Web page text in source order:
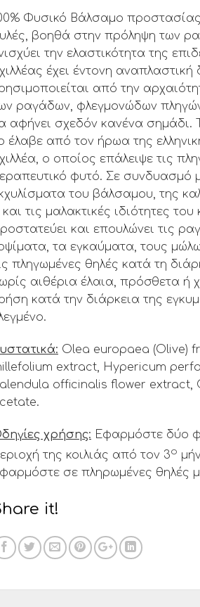
Φυσικό Βάλσαμο
βοηθά στην πρόληψη των
την ελαστικότητα της
έχει έντονη
από την
ραγάδων, φλεγμονώδων
αφήνει σχεδόν κανένα σημάδι.
έλαβε από τον ήρωα της
ο οποίος επάλειψε τις
φυτό. Σε συνδυασμό
του βάλσαμου, της
και τις μαλακτικές ιδιότητες
και επουλώνει τις
τα εγκαύματα, τους
πληγωμένες θηλές κατά τη
αιθέρια έλαια, πρόσθετα ή
κατά την διάρκεια της
Olea europaea (Olive)
extract, Hypericum
officinalis flower extract,
χρήσης: Εφαρμόστε δύο
της κοιλιάς από τον 3ο
σε πληρωμένες θηλές
it!